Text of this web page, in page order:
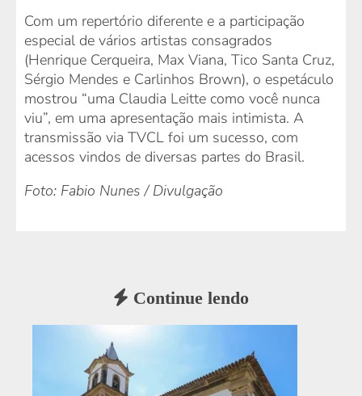
Com um repertório diferente e a participação
especial de vários artistas consagrados
(Henrique Cerqueira, Max Viana, Tico Santa Cruz,
Sérgio Mendes e Carlinhos Brown), o espetáculo
mostrou “uma Claudia Leitte como você nunca
viu”, em uma apresentação mais intimista. A
transmissão via TVCL foi um sucesso, com
acessos vindos de diversas partes do Brasil.
Foto: Fabio Nunes / Divulgação
Continue lendo